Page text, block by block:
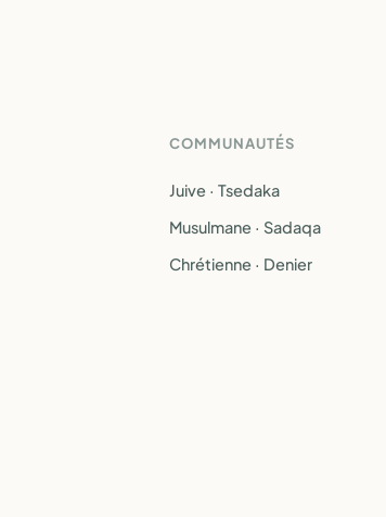
COMMUNAUTÉS
Juive · Tsedaka
Musulmane · Sadaqa
Chrétienne · Denier